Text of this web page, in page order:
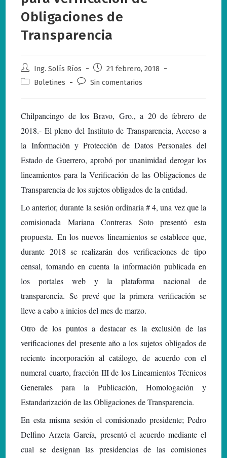
Obligaciones de
Transparencia
Autor
de
Ing. Solís Ríos
Publicación
de
21 febrero, 2018
Categoría
entrada:
Boletines
Comentarios
entrada:
Sin comentarios
Chilpancingo de los Bravo, Gro., a 20 de febrero de
2018.- El pleno del Instituto de Transparencia, Acceso a
la Información y Protección de Datos Personales del
Estado de Guerrero, aprobó por unanimidad derogar los
lineamientos para la Verificación de las Obligaciones de
Transparencia de los sujetos obligados de la entidad.
Lo anterior, durante la sesión ordinaria # 4, una vez que la
comisionada Mariana Contreras Soto presentó esta
propuesta. En los nuevos lineamientos se establece que,
durante 2018 se realizarán dos verificaciones de tipo
censal, tomando en cuenta la información publicada en
los portales web y la plataforma nacional de
transparencia. Se prevé que la primera verificación se
lleve a cabo a inicios del mes de marzo.
Otro de los puntos a destacar es la exclusión de las
verificaciones del presente año a los sujetos obligados de
reciente incorporación al catálogo, de acuerdo con el
numeral cuarto, fracción III de los Lineamientos Técnicos
Generales para la Publicación, Homologación y
Estandarización de las Obligaciones de Transparencia.
En esta misma sesión el comisionado presidente; Pedro
Delfino Arzeta García, presentó el acuerdo mediante el
cual se designan las presidencias de las comisiones